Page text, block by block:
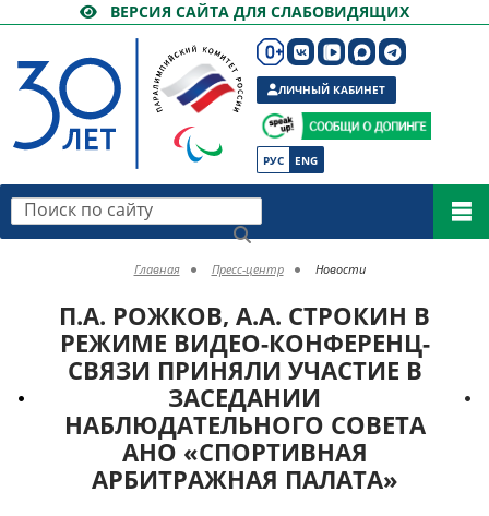
ВЕРСИЯ САЙТА ДЛЯ СЛАБОВИДЯЩИХ
РУС ENG
ЛИЧНЫЙ КАБИНЕТ
Поиск по сайту
Главная Пресс-центр Новости
П.А. РОЖКОВ, А.А. СТРОКИН В
РЕЖИМЕ ВИДЕО-КОНФЕРЕНЦ-
СВЯЗИ ПРИНЯЛИ УЧАСТИЕ В
ЗАСЕДАНИИ
НАБЛЮДАТЕЛЬНОГО СОВЕТА
АНО «СПОРТИВНАЯ
АРБИТРАЖНАЯ ПАЛАТА»